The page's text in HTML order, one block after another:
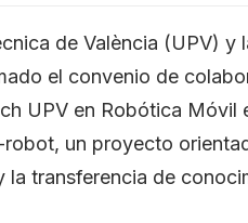
de València (UPV)
el convenio de
UPV en Robótica
un proyecto
la transferencia de